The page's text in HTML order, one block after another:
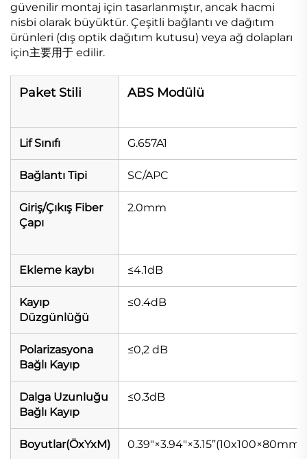
güvenilir montaj için tasarlanmıştır, ancak hacmi
nisbi olarak büyüktür. Çeşitli bağlantı ve dağıtım
ürünleri (dış optik dağıtım kutusu) veya ağ dolapları
için主要用于 edilir.
Paket Stili ABS Modülü
Lif Sınıfı G.657A1
Bağlantı Tipi SC/APC
Giriş/Çıkış Fiber
Çapı
2.0mm
Ekleme kaybı ≤4.1dB
Kayıp
Düzgünlüğü
≤0.4dB
Polarizasyona
Bağlı Kayıp
≤0,2 dB
Dalga Uzunluğu
Bağlı Kayıp
≤0.3dB
Boyutlar(ÖxYxM) 0.39"×3.94"×3.15”(10x100×80mm)